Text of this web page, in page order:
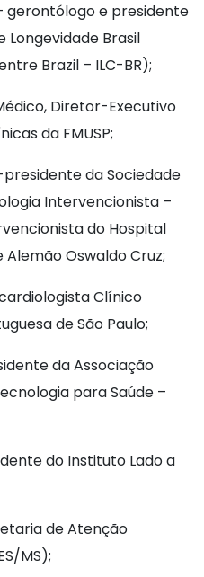
gerontólogo e presidente
Brasil
Brazil – ILC-BR);
Diretor-Executivo
da FMUSP;
da Sociedade
Intervencionista –
do Hospital
Oswaldo Cruz;
Clínico
de São Paulo;
da Associação
para Saúde –
do Instituto Lado a
de Atenção
MS);